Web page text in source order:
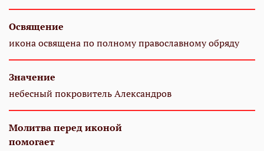
Освящение
икона освящена по полному православному обряду
Значение
небесный покровитель Александров
Молитва перед иконой
помогает